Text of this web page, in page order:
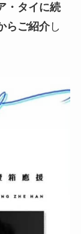
・タイに続
らご紹介し